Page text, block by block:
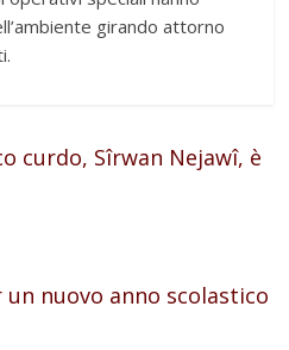
girando attorno
curdo, Sîrwan Nejawî, è
nuovo anno scolastico